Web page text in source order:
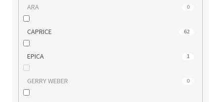
ARA 0
CAPRICE 62
EPICA 1
GERRY WEBER 0